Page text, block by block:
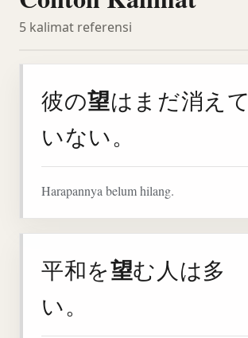
5 kalimat referensi
彼の望はまだ消えて
いない。
Harapannya belum hilang.
平和を望む人は多
い。